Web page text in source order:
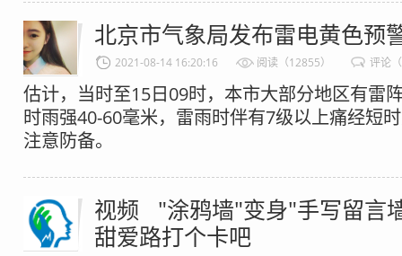
北京市气象局发布雷电黄色预
2021-08-14 16:20:16 阅读（12855） 评论
估计，当时至15日09时，本市大部分地区有雷
时雨强40-60毫米，雷雨时伴有7级以上痛经短
注意防备。
视频 "涂鸦墙"变身"手写留言
甜爱路打个卡吧